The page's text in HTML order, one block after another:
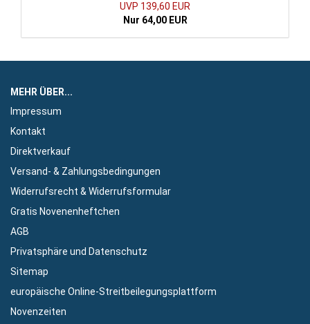
UVP 139,60 EUR
Nur 64,00 EUR
MEHR ÜBER...
Impressum
Kontakt
Direktverkauf
Versand- & Zahlungsbedingungen
Widerrufsrecht & Widerrufsformular
Gratis Novenenheftchen
AGB
Privatsphäre und Datenschutz
Sitemap
europäische Online-Streitbeilegungsplattform
Novenzeiten